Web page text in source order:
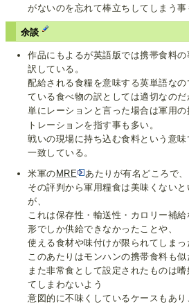
がないのを忘れて棒立ちしてしまう事
余談
作品にもよるが英語版では携帯食料の
訳している。
配給される食糧を意味する英単語な
ている食べ物の訳としては適切なのだ
単にレーションと言った場合は軍用の
トレーションを指す事も多い。
戦いの現場に持ち込む食料という意
一致している。
米軍のMRE
あたりが有名どころで、
その評判から軍用糧食は美味くない
が、
これは保存性・輸送性・カロリー補
形でしか供給できなかったことや、
使える食材や味付けが限られてしまっ
このあたりはモンハンの携帯食料も似
また非常食として設定されたものは
てしまわないよう
意図的に不味くしているケースもあ